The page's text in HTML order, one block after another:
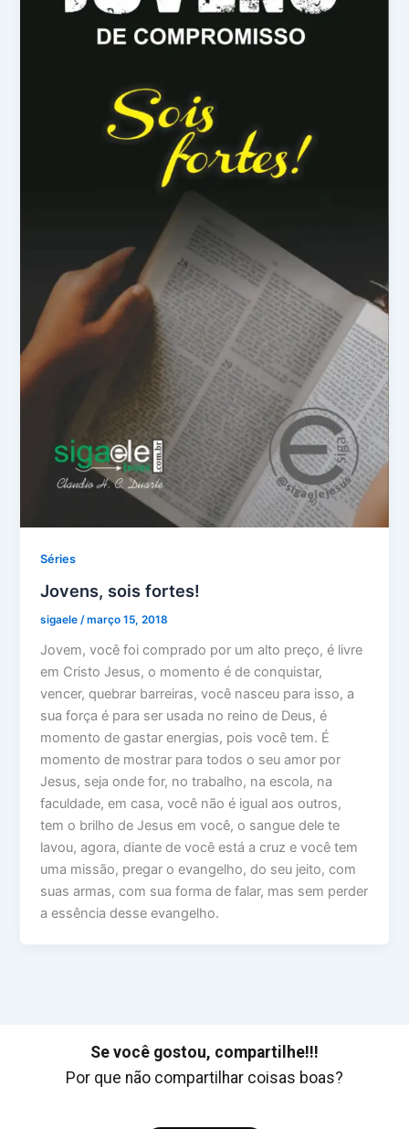
Séries
Jovens, sois fortes!
sigaele/março 15, 2018
Jovem, você foi comprado por um alto preço, é livre
em Cristo Jesus, o momento é de conquistar,
vencer, quebrar barreiras, você nasceu para isso, a
sua força é para ser usada no reino de Deus, é
momento de gastar energias, pois você tem. É
momento de mostrar para todos o seu amor por
Jesus, seja onde for, no trabalho, na escola, na
faculdade, em casa, você não é igual aos outros,
tem o brilho de Jesus em você, o sangue dele te
lavou, agora, diante de você está a cruz e você tem
uma missão, pregar o evangelho, do seu jeito, com
suas armas, com sua forma de falar, mas sem perder
a essência desse evangelho.
Se você gostou, compartilhe!!!
Por que não compartilhar coisas boas?